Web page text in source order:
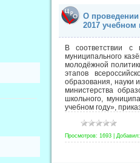
О
2017 учебном
В соответствии с
муниципального
молодёжной
этапов
образования, науки
министерства
школьного,
учебном году»,
Просмотров: 1693 Добавил: